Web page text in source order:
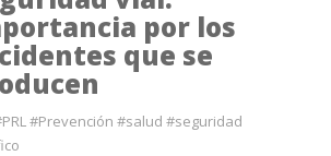
por los
que se
#Prevención #salud #seguridad